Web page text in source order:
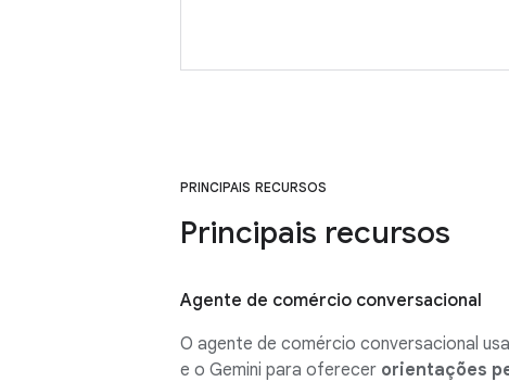
PRINCIPAIS RECURSOS
Principais recursos
Agente de comércio conversacional
O agente de comércio conversacional
e o Gemini para oferecer orientações